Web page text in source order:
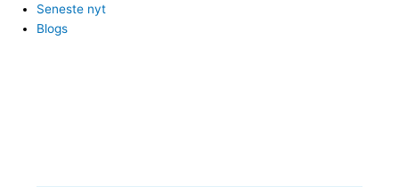
Seneste nyt
Blogs